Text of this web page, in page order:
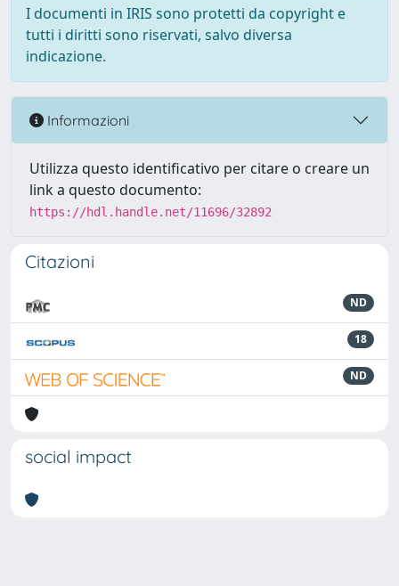
I documenti in IRIS sono protetti da copyright e
tutti i diritti sono riservati, salvo diversa
indicazione.
Informazioni
Utilizza questo identificativo per citare o creare un
link a questo documento:
https://hdl.handle.net/11696/32892
Citazioni
ND
18
ND
social impact